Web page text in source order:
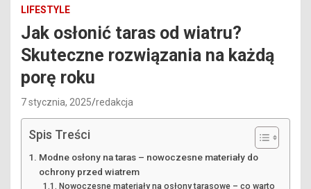
LIFESTYLE
Jak osłonić taras od wiatru?
Skuteczne rozwiązania na każdą
porę roku
7 stycznia, 2025 redakcja
Spis Treści
Modne osłony na taras – nowoczesne materiały do
ochrony przed wiatrem
Nowoczesne materiały na osłony tarasowe – co warto